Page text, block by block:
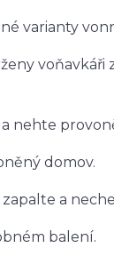
varianty
voňavkáři
nehte
domov.
a
balení.